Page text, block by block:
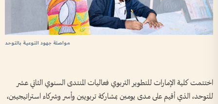
مواصلة جهود التوعية بالتوحد
اختتمت كلية الإمارات للتطوير التربوي فعاليات المنتدى السنوي الثاني عشر
للتوحد، الذي أقيم على مدى يومين بمشاركة تربويين وأسر وشركاء استراتيجيين،